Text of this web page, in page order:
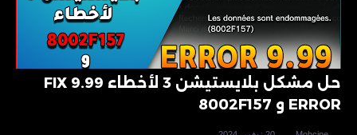
حل مشكل بلايستيشن 3 لأخطاء 9.99 FIX
ERROR و 8002F157